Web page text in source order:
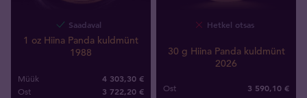
Saadaval
1 oz Hiina Panda kuldmünt
1988
Müük 4 303,30 €
Ost 3 722,20 €
Hetkel otsas
30 g Hiina Panda kuldmünt
2026
Ost 3 590,10 €